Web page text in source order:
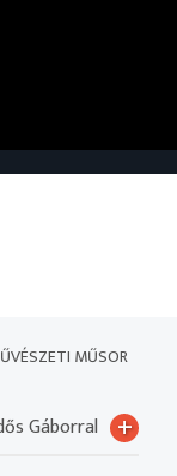
MŰSOR
Gáborral +